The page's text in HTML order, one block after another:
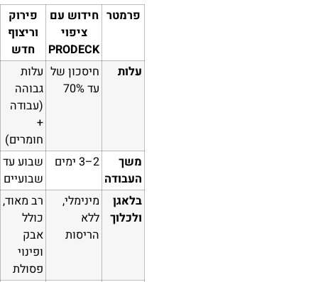
פרמטר חידוש עם
ציפוי
PRODECK
פירוק
וריצוף
חדש
עלות
חיסכון של
עד 70%
עלות
גבוהה
(עבודה
+
חומרים)
משך
העבודה
2–3 ימים
שבוע עד
שבועיים
בלאגן
ולכלוך
מינימלי,
ללא
הריסות
רב מאוד,
כולל
אבק
ופינוי
פסולת